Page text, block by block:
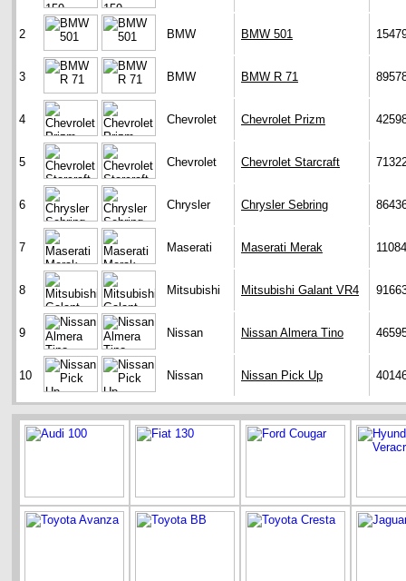
2 BMW BMW 501
3 BMW BMW R 71
4 Chevrolet Chevrolet Prizm
5 Chevrolet Chevrolet Starcraft
6 Chrysler Chrysler Sebring
7 Maserati Maserati Merak
8 Mitsubishi Mitsubishi Galant VR4
9 Nissan Nissan Almera Tino
10 Nissan Nissan Pick Up